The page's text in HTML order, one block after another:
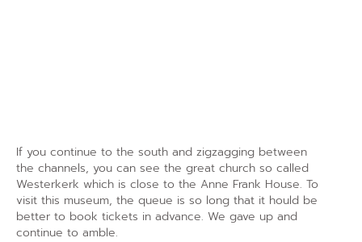
If you continue to the south and zigzagging between
the channels, you can see the great church so called
Westerkerk which is close to the Anne Frank House. To
visit this museum, the queue is so long that it hould be
better to book tickets in advance. We gave up and
continue to amble.